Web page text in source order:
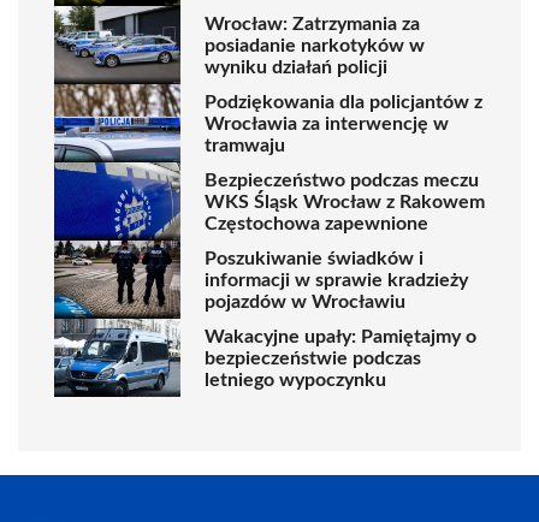
Wrocław: Zatrzymania za
posiadanie narkotyków w
wyniku działań policji
Podziękowania dla policjantów z
Wrocławia za interwencję w
tramwaju
Bezpieczeństwo podczas meczu
WKS Śląsk Wrocław z Rakowem
Częstochowa zapewnione
Poszukiwanie świadków i
informacji w sprawie kradzieży
pojazdów w Wrocławiu
Wakacyjne upały: Pamiętajmy o
bezpieczeństwie podczas
letniego wypoczynku